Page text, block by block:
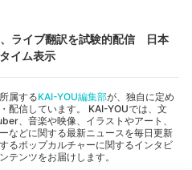
ライブ翻訳を試験的配信 日本
イム表示
属するKAI-YOU編集部が、独自に定め
配信しています。 KAI-YOUでは、文
、音楽や映像、イラストやアート、
などに関する最新ニュースを毎日更新
るポップカルチャーに関するインタビ
テンツをお届けします。